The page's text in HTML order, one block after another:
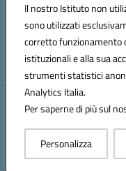
Il nostro Istituto non
sono utilizzati
corretto funzionamento
istituzionali e alla sua
strumenti statistici
Analytics Italia.
Per saperne di più sul
Personalizza
Codice fiscale:
Codice meccanografico:
Codice unico di fatturazione
Hosting &
Concept